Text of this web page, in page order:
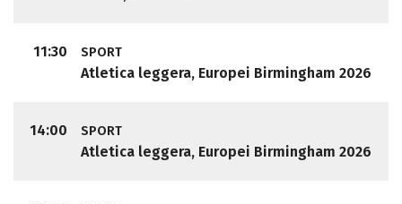
11:30 SPORT
Atletica leggera, Europei Birmingham 2026
14:00 SPORT
Atletica leggera, Europei Birmingham 2026